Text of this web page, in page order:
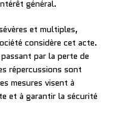
général.
et multiples,
considère cet acte.
par la perte de
répercussions sont
mesures visent à
et à garantir la sécurité